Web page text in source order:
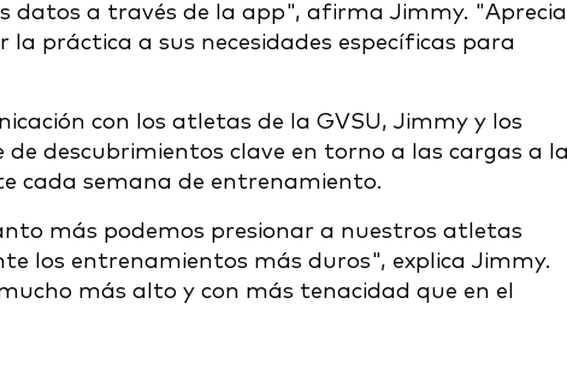
datos a través de la app", afirma Jimmy.
práctica a sus necesidades específicas para
con los atletas de la GVSU, Jimmy y los
descubrimientos clave en torno a las cargas a
cada semana de entrenamiento.
más podemos presionar a nuestros atletas
los entrenamientos más duros", explica Jimmy.
más alto y con más tenacidad que en el